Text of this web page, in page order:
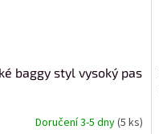
baggy styl vysoký pas
Doručení 3-5 dny(5 ks)